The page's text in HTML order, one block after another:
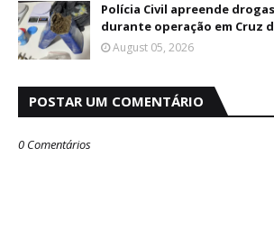
Polícia Civil apreende
durante operação em Cruz
August 05, 2026
POSTAR UM COMENTÁRIO
0 Comentários